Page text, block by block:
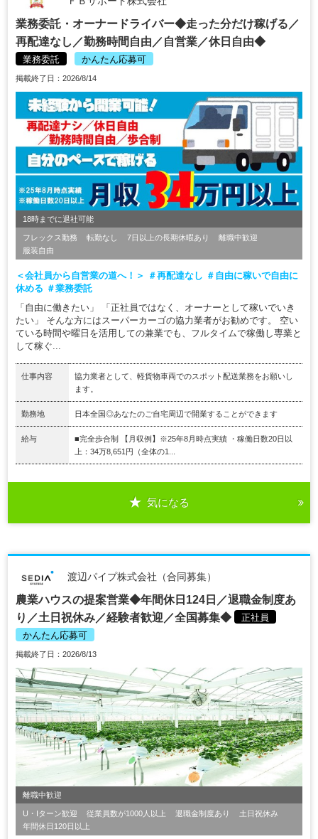
業務委託・オーナードライバー◆走った分だけ稼げる／
再配達なし／勤務時間自由／自営業／休日自由◆
業務委託 かんたん応募可
掲載終了日：2026/8/14
18時までに退社可能
フレックス勤務 転勤なし 7日以上の長期休暇あり
離職中歓迎
服装自由
＜会社員から自営業の道へ！＞ ＃再配達なし ＃自由に稼いで自由に
休める ＃業務委託
「自由に働きたい」 「正社員ではなく、オーナーとして稼いでいき
たい」 そんな方にはスーパーカーゴの協力業者がお勧めです。 空い
ている時間や曜日を活用しての兼業でも、フルタイムで稼働し専業と
して稼ぐ...
仕事内容
協力業者として、軽貨物車両でのスポット配送業務をお願いし
ます。
勤務地 日本全国◎あなたのご自宅周辺で開業することができます
給与
■完全歩合制 【月収例】※25年8月時点実績 ・稼働日数20日以
上：34万8,651円（全体の1...
気になる
渡辺パイプ株式会社（合同募集）
農業ハウスの提案営業◆年間休日124日／退職金制度あ
り／土日祝休み／経験者歓迎／全国募集◆
正社員
かんたん応募可
掲載終了日：2026/8/13
離職中歓迎
U・Iターン歓迎 従業員数が1000人以上 退職金制度あり
土日祝休み
年間休日120日以上